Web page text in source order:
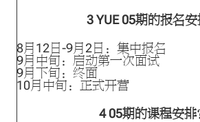
3 YUE 05期的报名安
8月12日-9月2日：集中报名
9月中旬：启动第一次面试
9月下旬：终面
10月中旬：正式开营
4 05期的课程安排